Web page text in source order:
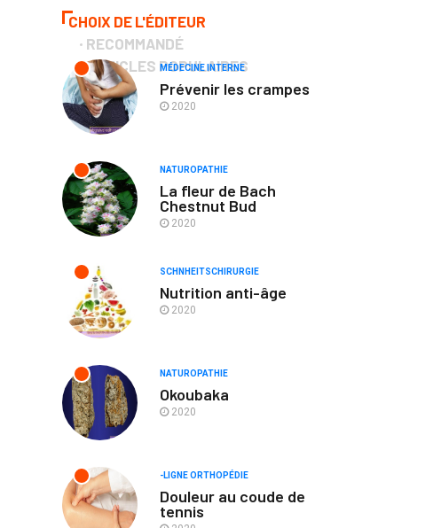
CHOIX DE L'ÉDITEUR
RECOMMANDÉ
ARTICLES POPULAIRES
MÉDECINE INTERNE
Prévenir les crampes
2020
NATUROPATHIE
La fleur de Bach
Chestnut Bud
2020
SCHNHEITSCHIRURGIE
Nutrition anti-âge
2020
NATUROPATHIE
Okoubaka
2020
-LIGNE ORTHOPÉDIE
Douleur au coude de
tennis